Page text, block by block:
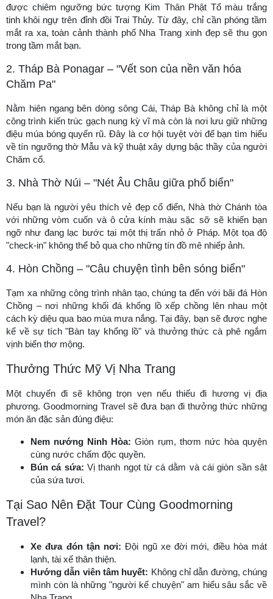
được chiêm ngưỡng bức tượng Kim Thân Phật Tổ màu trắng
tinh khôi ngự trên đỉnh đồi Trai Thủy. Từ đây, chỉ cần phóng tầm
mắt ra xa, toàn cảnh thành phố Nha Trang xinh đẹp sẽ thu gọn
trong tầm mắt bạn.
2. Tháp Bà Ponagar – "Vết son của nền văn hóa
Chăm Pa"
Nằm hiên ngang bên dòng sông Cái, Tháp Bà không chỉ là một
công trình kiến trúc gạch nung kỳ vĩ mà còn là nơi lưu giữ những
điệu múa bóng quyến rũ. Đây là cơ hội tuyệt vời để bạn tìm hiểu
về tín ngưỡng thờ Mẫu và kỹ thuật xây dựng bậc thầy của người
Chăm cổ.
3. Nhà Thờ Núi – "Nét Âu Châu giữa phố biển"
Nếu bạn là người yêu thích vẻ đẹp cổ điển, Nhà thờ Chánh tòa
với những vòm cuốn và ô cửa kính màu sặc sỡ sẽ khiến bạn
ngỡ như đang lạc bước tại một thị trấn nhỏ ở Pháp. Một tọa độ
"check-in" không thể bỏ qua cho những tín đồ mê nhiếp ảnh.
4. Hòn Chồng – "Câu chuyện tình bên sóng biển"
Tạm xa những công trình nhân tạo, chúng ta đến với bãi đá Hòn
Chồng – nơi những khối đá khổng lồ xếp chồng lên nhau một
cách kỳ diệu qua bao mùa mưa nắng. Tại đây, bạn sẽ được nghe
kể về sự tích "Bàn tay khổng lồ" và thưởng thức cà phê ngắm
vịnh biển thơ mộng.
Thưởng Thức Mỹ Vị Nha Trang
Một chuyến đi sẽ không trọn vẹn nếu thiếu đi hương vị địa
phương. Goodmorning Travel sẽ đưa bạn đi thưởng thức những
món ăn đặc sản đúng điệu:
Nem nướng Ninh Hòa: Giòn rụm, thơm nức hòa quyện
cùng nước chấm độc quyền.
Bún cá sứa: Vị thanh ngọt từ cá dằm và cái giòn sần sật
của sứa tươi.
Tại Sao Nên Đặt Tour Cùng Goodmorning
Travel?
Xe đưa đón tận nơi: Đội ngũ xe đời mới, điều hòa mát
lạnh, tài xế thân thiện.
Hướng dẫn viên tâm huyết: Không chỉ dẫn đường, chúng
mình còn là những "người kể chuyện" am hiểu sâu sắc về